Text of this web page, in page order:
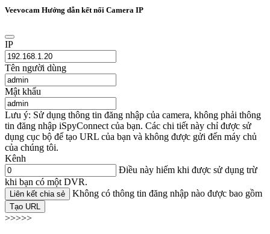
Veevocam Hướng dẫn kết nối Camera IP
IP
Tên người dùng
Mật khẩu
Lưu ý: Sử dụng thông tin đăng nhập của camera, không phải thông
tin đăng nhập iSpyConnect của bạn. Các chi tiết này chỉ được sử
dụng cục bộ để tạo URL của bạn và không được gửi đến máy chủ
của chúng tôi.
Kênh
Điều này hiếm khi được sử dụng trừ
khi bạn có một DVR.
Liên kết chia sẻ Không có thông tin đăng nhập nào được bao gồm
Tạo URL
>>>>>